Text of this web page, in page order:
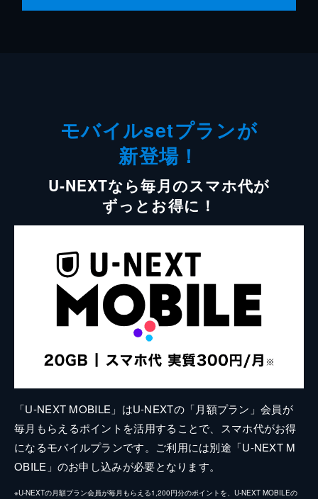
モバイルsetプランが
新登場！
U-NEXTなら毎月のスマホ代が
ずっとお得に！
「U-NEXT MOBILE」はU-NEXTの「月額プラン」会員が
毎月もらえるポイントを活用することで、スマホ代がお得
になるモバイルプランです。ご利用には別途「U-NEXT M
OBILE」のお申し込みが必要となります。
※U-NEXTの月額プラン会員が毎月もらえる1,200円分のポイントを、U-NEXT MOBILEの